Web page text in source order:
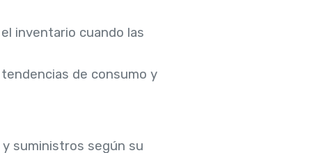
inventario cuando las
de consumo y
suministros según su